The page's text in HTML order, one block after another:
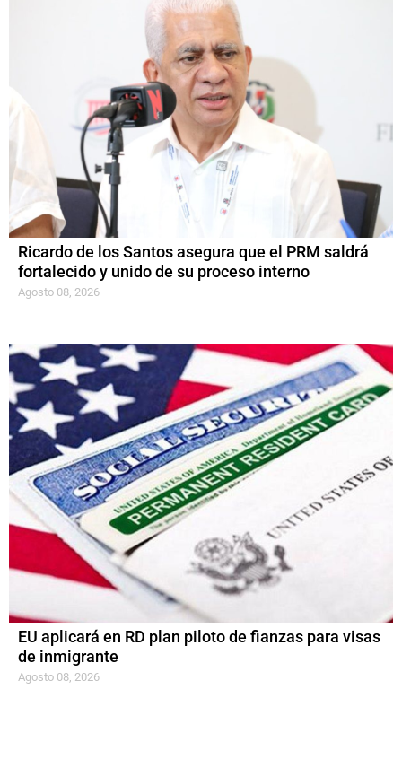
Ricardo de los Santos asegura que el PRM saldrá
fortalecido y unido de su proceso interno
Agosto 08, 2026
EU aplicará en RD plan piloto de fianzas para visas
de inmigrante
Agosto 08, 2026